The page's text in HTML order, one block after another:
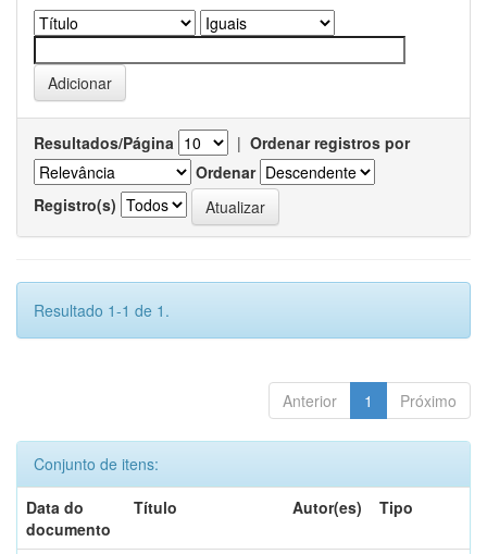
Resultados/Página | Ordenar registros por
Ordenar
Registro(s)
Resultado 1-1 de 1.
Anterior 1 Próximo
Conjunto de itens:
Data do
documento
Título Autor(es) Tipo